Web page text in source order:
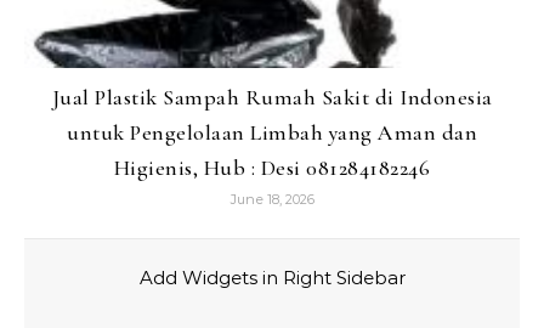
Jual Plastik Sampah Rumah Sakit di Indonesia
untuk Pengelolaan Limbah yang Aman dan
Higienis, Hub : Desi 081284182246
June 18, 2026
Add Widgets in Right Sidebar